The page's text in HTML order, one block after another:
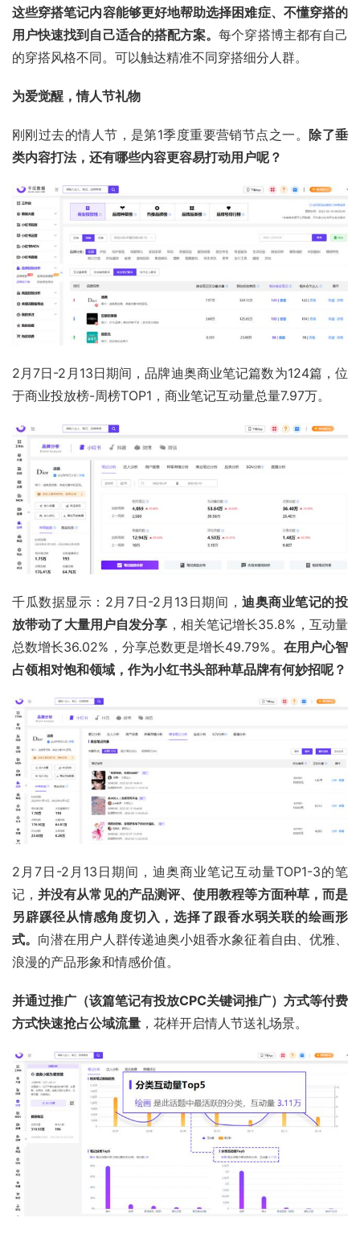
这些穿搭笔记内容能够更好地帮助选择困难症、不懂穿搭的
用户快速找到自己适合的搭配方案。每个穿搭博主都有自己
的穿搭风格不同。可以触达精准不同穿搭细分人群。
为爱觉醒，情人节礼物
刚刚过去的情人节，是第1季度重要营销节点之一。除了垂
类内容打法，还有哪些内容更容易打动用户呢？
2月7日-2月13日期间，品牌迪奥商业笔记篇数为124篇，位
于商业投放榜-周榜TOP1，商业笔记互动量总量7.97万。
千瓜数据显示：2月7日-2月13日期间，迪奥商业笔记的投
放带动了大量用户自发分享 ，相关笔记增长35.8%，互动量
总数增长36.02%，分享总数更是增长49.79%。 在用户心智
占领相对饱和领域，作为小红书头部种草品牌有何妙招呢？
2月7日-2月13日期间，迪奥商业笔记互动量TOP1-3的笔
记，并没有从常见的产品测评、使用教程等方面种草，而是
另辟蹊径从情感角度切入，选择了跟香水弱关联的绘画形
式。 向潜在用户人群传递迪奥小姐香水象征着自由、优雅、
浪漫的产品形象和情感价值。
并通过推广（该篇笔记有投放CPC关键词推广）方式等付费
方式快速抢占公域流量 ，花样开启情人节送礼场景。